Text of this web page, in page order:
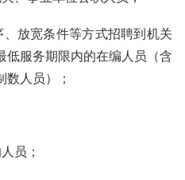
放宽条件等方式招聘到机关
低服务期限内的在编人员（含
人员）；
员；